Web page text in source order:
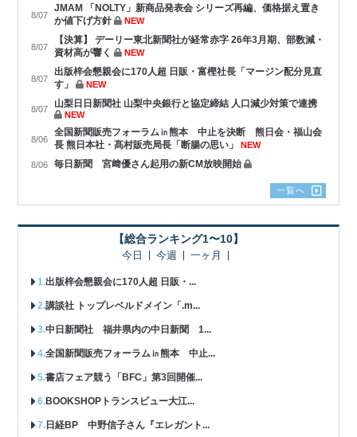
8/07
JMAM 「NOLTY」新商品発表会 シリーズ再編、価格据え置き
か値下げ方針
NEW
8/07
【決算】 デーリー東北新聞社が経常赤字 26年3月期、部数減・
資材高が響く
NEW
8/07
出版梓会懇親会に170人超 日販・富樫社長「マージン配分見直
す」
NEW
8/07 山梨日日新聞社 山梨中央銀行と協定締結 人口減少対策で連携
NEW
8/06
全国新聞販売フォーラム㏌熊本 中止を決断 熊日会・福山会
長 熊日本社・髙村販売局長「断腸の思い」
NEW
8/06 毎日新聞 宮﨑優さん起用の新CM放映開始
一覧へ
【総合ランキング1〜10】
今日 今週 一ヶ月
出版梓会懇親会に170人超 日販・...
講談社 トップレベルドメイン「.m...
中日新聞社 福井県内の中日新聞 1...
全国新聞販売フォーラム㏌熊本 中止...
書店フェア競う「BFC」第3回開催...
BOOKSHOPトランスビュー大江...
日経BP 中野信子さん『エレガント...